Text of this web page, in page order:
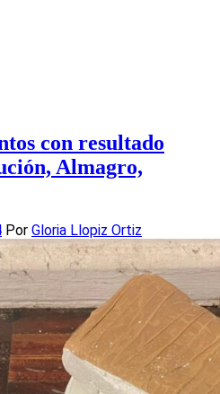
con resultado
Almagro,
Por Gloria Llopiz Ortiz